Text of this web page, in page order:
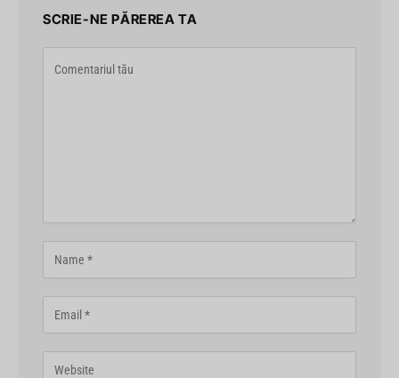
SCRIE-NE PĂREREA TA